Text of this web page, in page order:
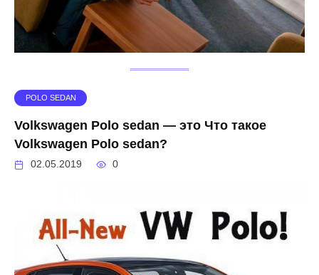
POLO SEDAN
Volkswagen Polo sedan — это Что такое
Volkswagen Polo sedan?
02.05.2019 0